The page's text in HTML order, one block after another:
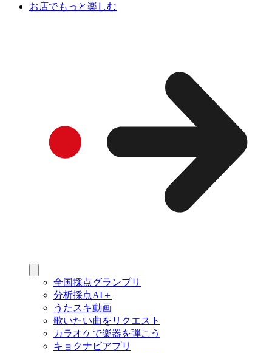
お店でもっと楽しむ
全国採点グランプリ
分析採点AI＋
うたスキ動画
歌いたい曲をリクエスト
カラオケで楽器を弾こう
キョクナビアプリ